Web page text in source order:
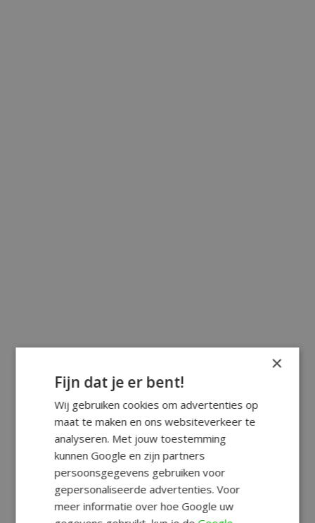
×
Fijn dat je er bent!
Wij gebruiken cookies om advertenties op
maat te maken en ons websiteverkeer te
analyseren. Met jouw toestemming
kunnen Google en zijn partners
persoonsgegevens gebruiken voor
gepersonaliseerde advertenties. Voor
meer informatie over hoe Google uw